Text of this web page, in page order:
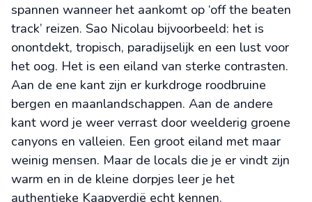
spannen wanneer het aankomt op ‘off the beaten
track’ reizen. Sao Nicolau bijvoorbeeld: het is
onontdekt, tropisch, paradijselijk en een lust voor
het oog. Het is een eiland van sterke contrasten.
Aan de ene kant zijn er kurkdroge roodbruine
bergen en maanlandschappen. Aan de andere
kant word je weer verrast door weelderig groene
canyons en valleien. Een groot eiland met maar
weinig mensen. Maar de locals die je er vindt zijn
warm en in de kleine dorpjes leer je het
authentieke Kaapverdië echt kennen.